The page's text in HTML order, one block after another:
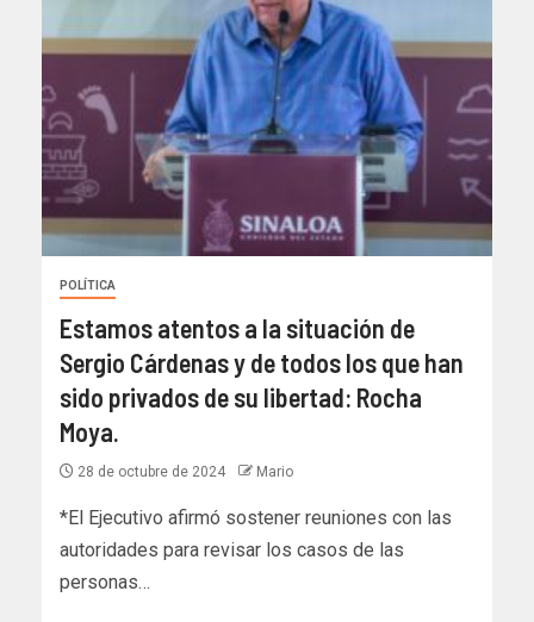
POLÍTICA
Estamos atentos a la situación de
Sergio Cárdenas y de todos los que han
sido privados de su libertad: Rocha
Moya.
28 de octubre de 2024 Mario
*El Ejecutivo afirmó sostener reuniones con las
autoridades para revisar los casos de las
personas…